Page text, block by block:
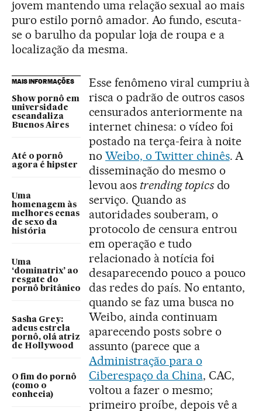
jovem mantendo uma relação sexual ao mais
puro estilo pornô amador. Ao fundo, escuta-
se o barulho da popular loja de roupa e a
localização da mesma.
MAIS INFORMAÇÕES
Show pornô em
universidade
escandaliza
Buenos Aires
Até o pornô
agora é hipster
Uma
homenagem às
melhores cenas
de sexo da
história
Uma
‘dominatrix’ ao
resgate do
pornô britânico
Sasha Grey:
adeus estrela
pornô, olá atriz
de Hollywood
O fim do pornô
(como o
conhecia)
Esse fenômeno viral cumpriu à
risca o padrão de outros casos
censurados anteriormente na
internet chinesa: o vídeo foi
postado na terça-feira à noite
no Weibo, o Twitter chinês. A
disseminação do mesmo o
levou aos trending topicsdo
serviço. Quando as
autoridades souberam, o
protocolo de censura entrou
em operação e tudo
relacionado à notícia foi
desaparecendo pouco a pouco
das redes do país. No entanto,
quando se faz uma busca no
Weibo, ainda continuam
aparecendo posts sobre o
assunto (parece que a
Administração para o
Ciberespaço da China, CAC,
voltou a fazer o mesmo;
primeiro proíbe, depois vê a